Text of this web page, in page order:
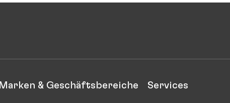
Marken & Geschäftsbereiche Services